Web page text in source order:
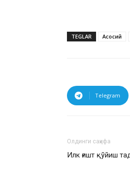
TEGLAR Асосий
Telegram
Олдинги саҳифа
Илк ғишт қўйиш